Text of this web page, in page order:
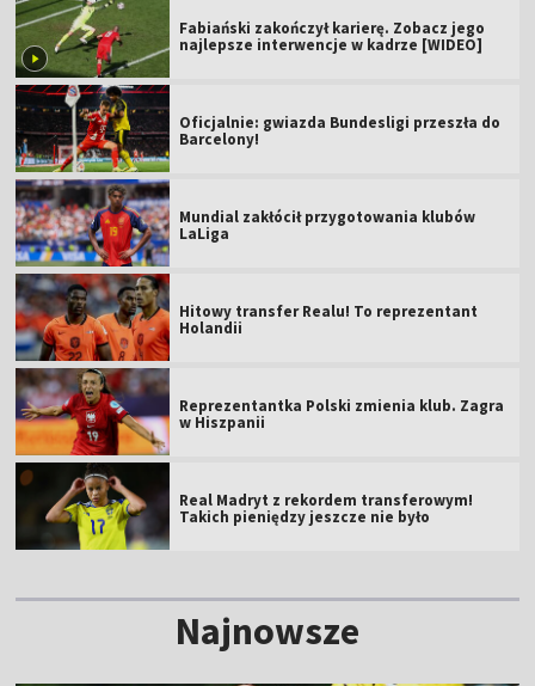
Fabiański zakończył karierę. Zobacz jego
najlepsze interwencje w kadrze [WIDEO]
Oficjalnie: gwiazda Bundesligi przeszła do
Barcelony!
Mundial zakłócił przygotowania klubów
LaLiga
Hitowy transfer Realu! To reprezentant
Holandii
Reprezentantka Polski zmienia klub. Zagra
w Hiszpanii
Real Madryt z rekordem transferowym!
Takich pieniędzy jeszcze nie było
Najnowsze